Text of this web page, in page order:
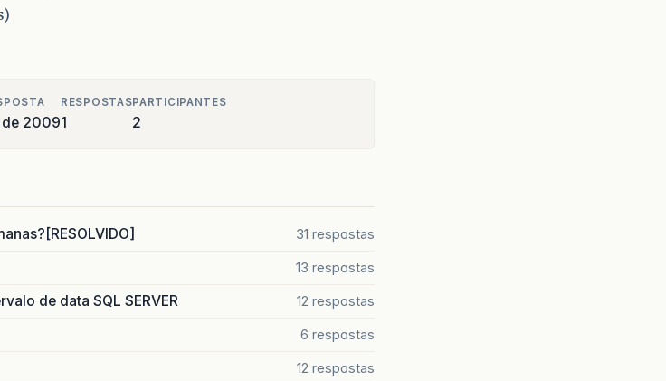
de 2009
RESPOSTAS
1
PARTICIPANTES
2
31 respostas
13 respostas
de data SQL SERVER 12 respostas
6 respostas
12 respostas